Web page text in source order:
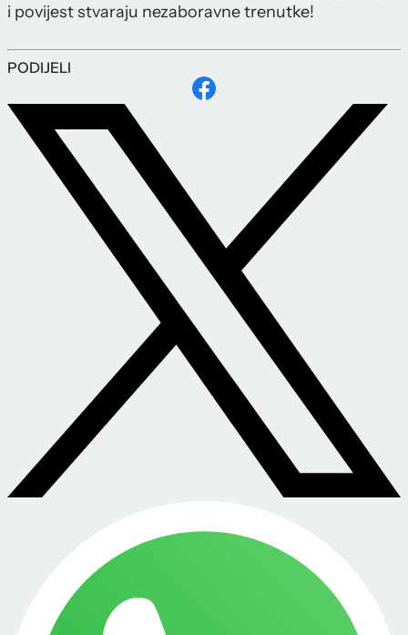
i povijest stvaraju nezaboravne trenutke!
PODIJELI